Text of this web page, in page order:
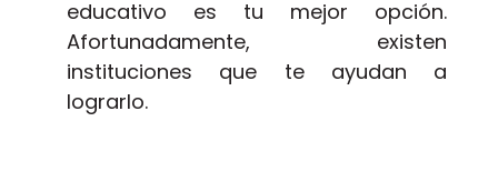
educativo es tu mejor opción.
Afortunadamente, existen
instituciones que te ayudan a
lograrlo.